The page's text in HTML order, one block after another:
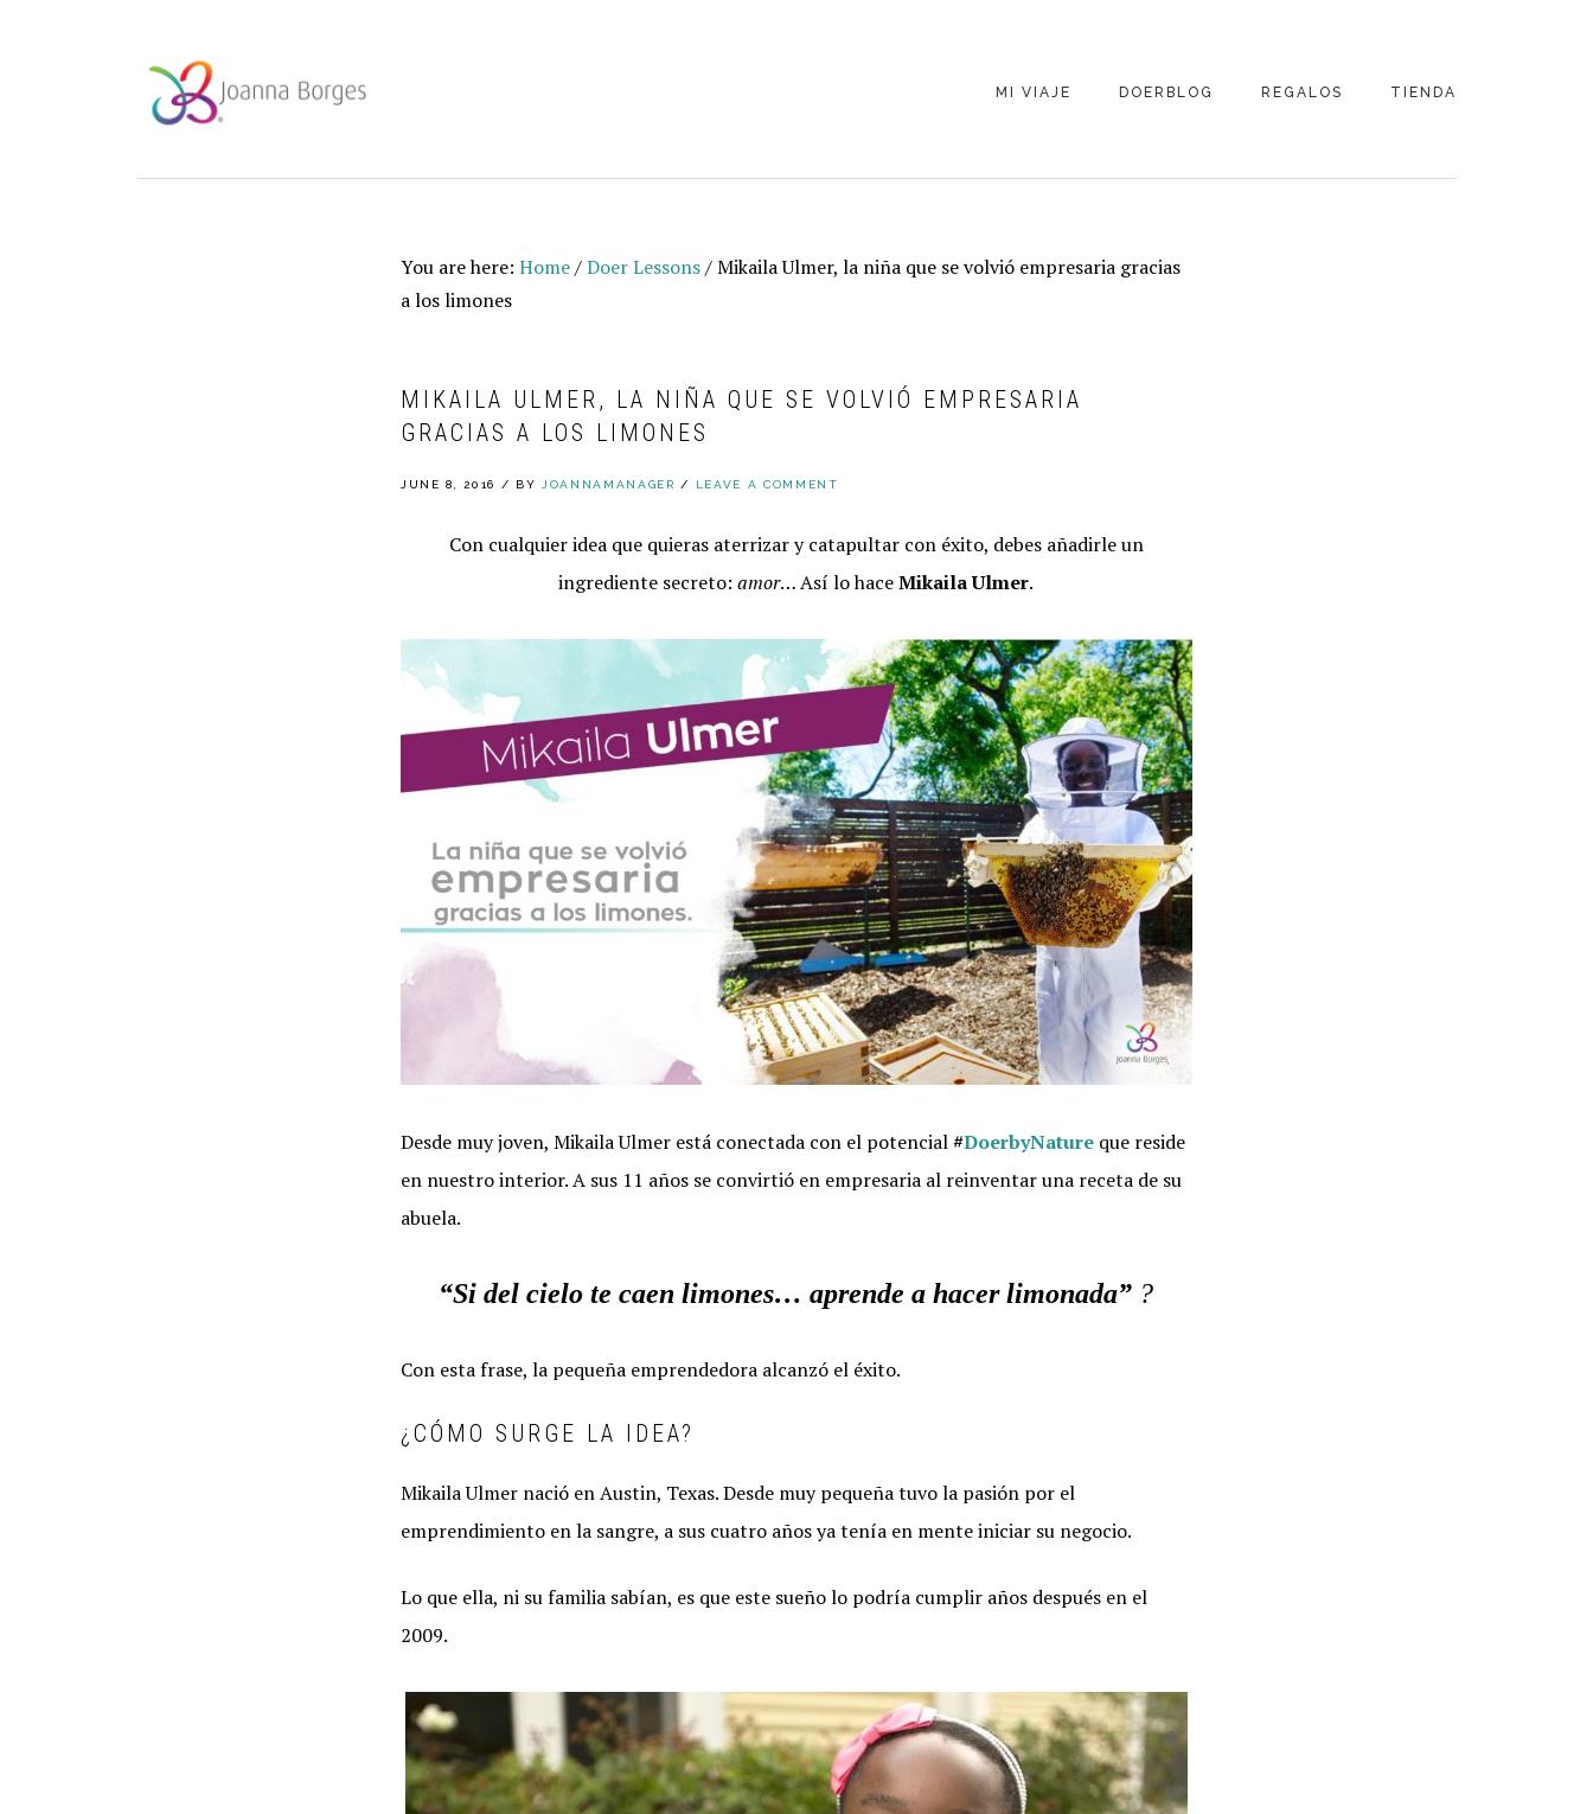
MI VIAJE
#DOERBYNATURE
DOERBLOG
DOER’S DIARY
REGALOS
FRASES DOER
TIENDA
You are here: Home/Doer Lessons/Mikaila Ulmer, la niña que se volvió empresaria gracias
a los limones
MIKAILA ULMER, LA NIÑA QUE SE VOLVIÓ EMPRESARIA
GRACIAS A LOS LIMONES
JUNE 8, 2016 / BY JOANNAMANAGER / LEAVE A COMMENT
Con cualquier idea que quieras aterrizar y catapultar con éxito, debes añadirle un
ingrediente secreto:amor… Así lo haceMikaila Ulmer.
Desde muy joven, Mikaila Ulmer está conectada con el potencial#DoerbyNatureque reside
en nuestro interior. A sus 11 años se convirtió en empresaria al reinventar una receta de su
abuela.
“Si del cielo te caen limones… aprende a hacer limonada” ?
Con esta frase, la pequeña emprendedora alcanzó el éxito.
¿CÓMO SURGE LA IDEA?
Mikaila Ulmer nació en Austin, Texas. Desde muy pequeña tuvo la pasión por el
emprendimiento en la sangre, a sus cuatro años ya tenía en mente iniciar su negocio.
Lo que ella, ni su familia sabían, es que este sueño lo podría cumplir años después en el
2009.